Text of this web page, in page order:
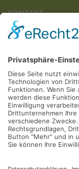
KONTAKT
JOBS
+
−